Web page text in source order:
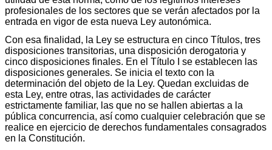
profesionales de los sectores que se verán afectados por la
entrada en vigor de esta nueva Ley autonómica.
Con esa finalidad, la Ley se estructura en cinco Títulos, tres
disposiciones transitorias, una disposición derogatoria y
cinco disposiciones finales. En el Título I se establecen las
disposiciones generales. Se inicia el texto con la
determinación del objeto de la Ley. Quedan excluidas de
esta Ley, entre otras, las actividades de carácter
estrictamente familiar, las que no se hallen abiertas a la
pública concurrencia, así como cualquier celebración que se
realice en ejercicio de derechos fundamentales consagrados
en la Constitución.